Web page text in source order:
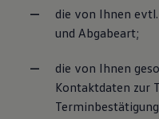
die von Ihnen
und Abgabeart;
die von Ihnen
Kontaktdaten zur